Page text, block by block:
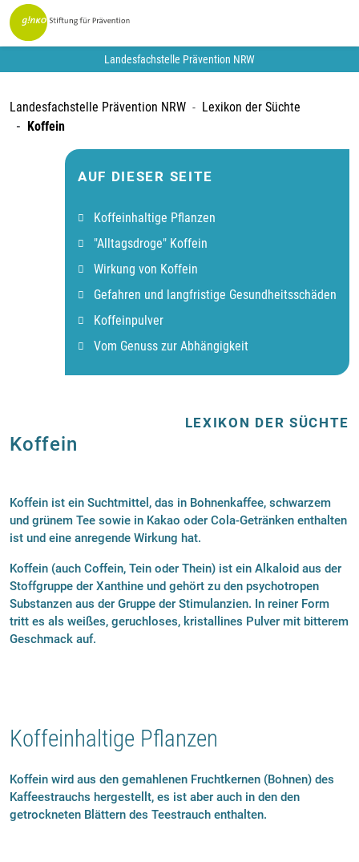
Landesfachstelle Prävention NRW
Landesfachstelle Prävention NRW
Lexikon der Süchte
Koffein
AUF DIESER SEITE
Koffeinhaltige Pflanzen
"Alltagsdroge" Koffein
Wirkung von Koffein
Gefahren und langfristige Gesundheitsschäden
Koffeinpulver
Vom Genuss zur Abhängigkeit
LEXIKON DER SÜCHTE
Koffein
Koffein ist ein Suchtmittel, das in Bohnenkaffee, schwarzem
und grünem Tee sowie in Kakao oder Cola-Getränken enthalten
ist und eine anregende Wirkung hat.
Koffein (auch Coffein, Tein oder Thein) ist ein Alkaloid aus der
Stoffgruppe der Xanthine und gehört zu den psychotropen
Substanzen aus der Gruppe der Stimulanzien. In reiner Form
tritt es als weißes, geruchloses, kristallines Pulver mit bitterem
Geschmack auf.
Koffeinhaltige Pflanzen
Koffein wird aus den gemahlenen Fruchtkernen (Bohnen) des
Kaffeestrauchs hergestellt, es ist aber auch in den den
getrockneten Blättern des Teestrauch enthalten.